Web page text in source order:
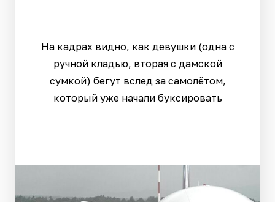
На кадрах видно, как девушки (одна с
ручной кладью, вторая с дамской
сумкой) бегут вслед за самолётом,
который уже начали буксировать